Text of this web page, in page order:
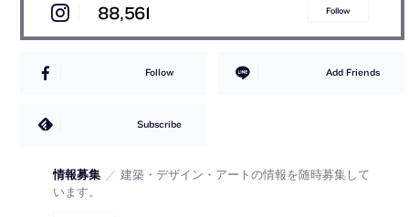
88,561 Follow
Follow Add Friends
Subscribe
情報募集 ／ 建築・デザイン・アートの情報を随時募集して
います。